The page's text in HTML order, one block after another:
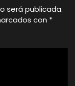
será publicada.
con *